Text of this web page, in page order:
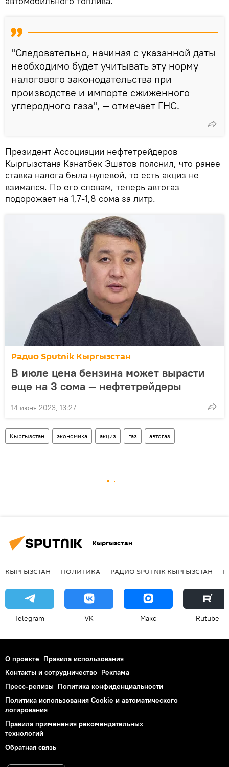
"Следовательно, начиная с указанной даты
необходимо будет учитывать эту норму
налогового законодательства при
производстве и импорте сжиженного
углеродного газа", — отмечает ГНС.
Президент Ассоциации нефтетрейдеров
Кыргызстана Канатбек Эшатов пояснил, что ранее
ставка налога была нулевой, то есть акциз не
взимался. По его словам, теперь автогаз
подорожает на 1,7-1,8 сома за литр.
Радио Sputnik Кыргызстан
В июле цена бензина может вырасти
еще на 3 сома — нефтетрейдеры
14 июня 2023, 13:27
Кыргызстан экономика акциз газ автогаз
Кыргызстан
КЫРГЫЗСТАН ПОЛИТИКА РАДИО SPUTNIK КЫРГЫЗСТАН
Telegram VK Макс Rutube
О проекте Правила использования
Контакты и сотрудничество Реклама
Пресс-релизы Политика конфиденциальности
Политика использования Cookie и автоматического
логирования
Правила применения рекомендательных
технологий
Обратная связь